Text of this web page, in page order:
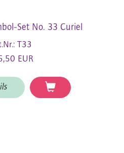
Set No. 33 Curiel
T33
EUR